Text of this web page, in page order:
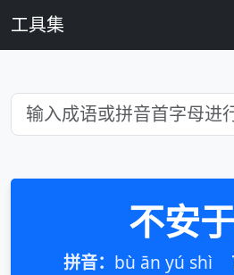
工具集
不安
拼音： bù ān yú shì